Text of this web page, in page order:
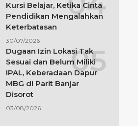
Kursi Belajar, Ketika Cinta
Pendidikan Mengalahkan
Keterbatasan
30/07/2026
Dugaan Izin Lokasi Tak
Sesuai dan Belum Miliki
IPAL, Keberadaan Dapur
MBG di Parit Banjar
Disorot
03/08/2026